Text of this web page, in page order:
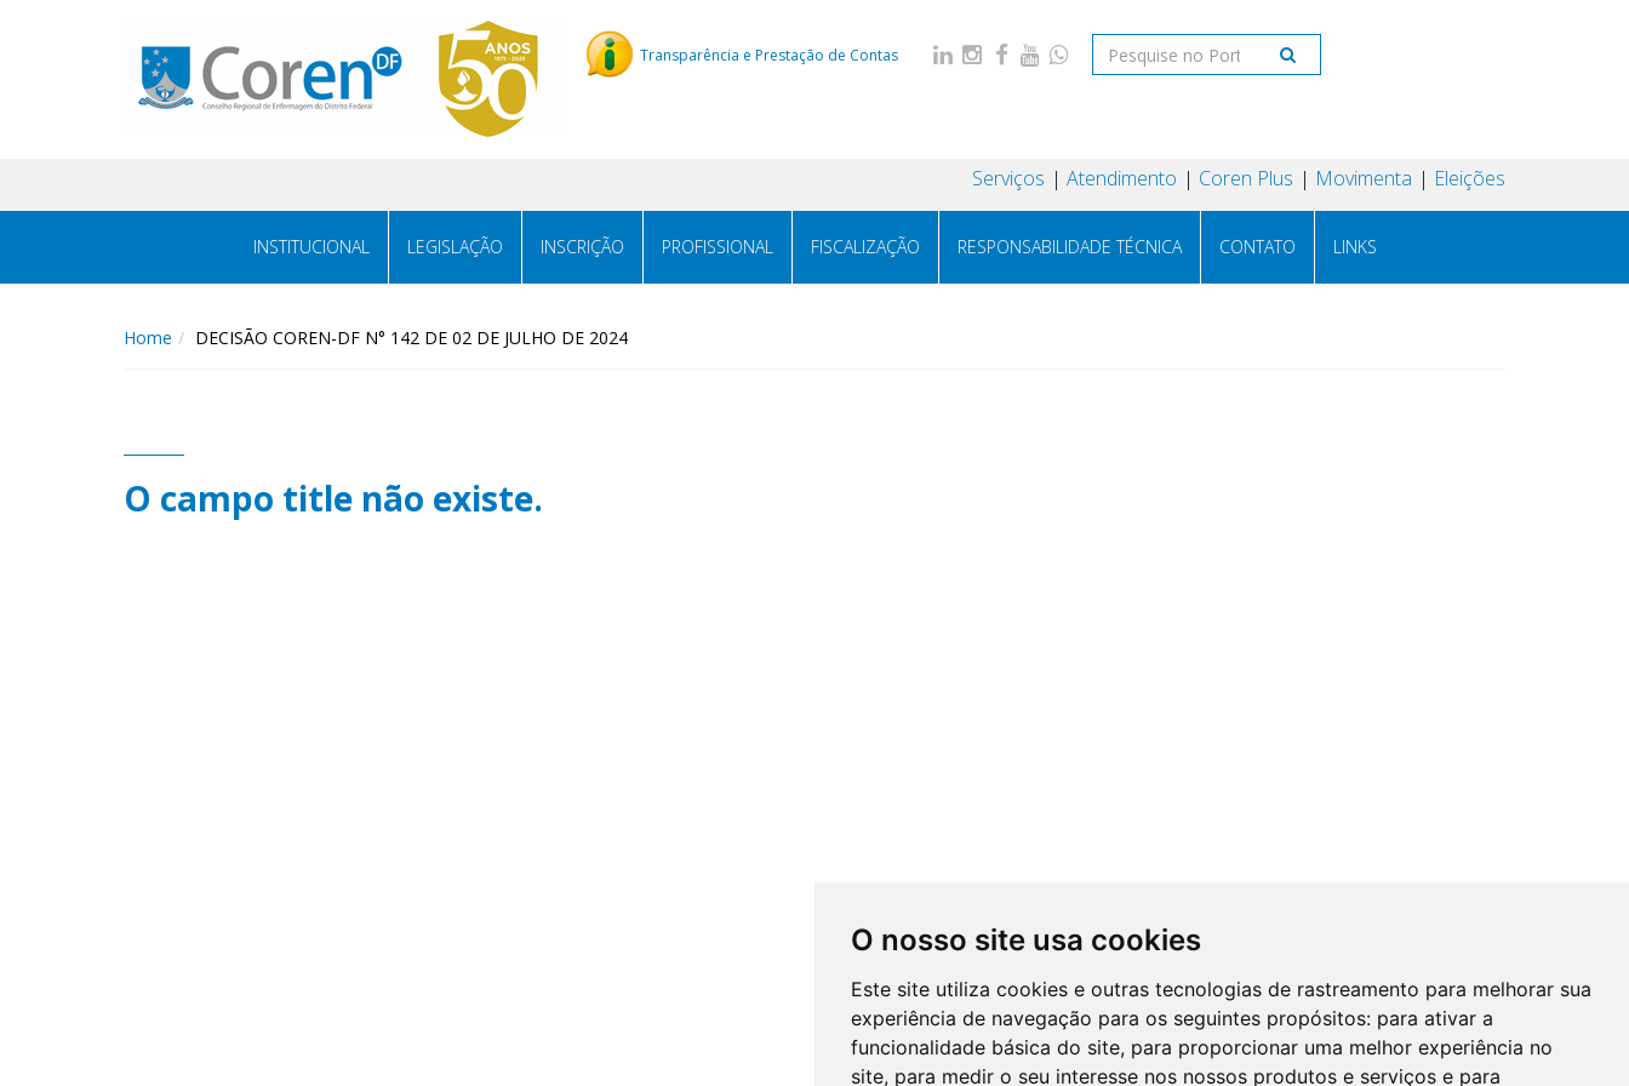
O nosso site usa cookies
Este site utiliza cookies e outras tecnologias de rastreamento para melhorar sua
experiência de navegação para os seguintes propósitos: para ativar a
funcionalidade básica do site, para proporcionar uma melhor experiência no
site, para medir o seu interesse nos nossos produtos e serviços e para
Transparência e Prestação de Contas
Serviços Atendimento Coren Plus Movimenta Eleições
INSTITUCIONAL LEGISLAÇÃO INSCRIÇÃO PROFISSIONAL FISCALIZAÇÃO RESPONSABILIDADE TÉCNICA CONTATO LINKS
Home DECISÃO COREN-DF N° 142 DE 02 DE JULHO DE 2024
O campo title não existe.